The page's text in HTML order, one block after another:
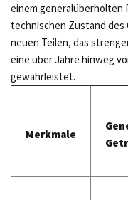
einem generalüberholten
technischen Zustand des
neuen Teilen, das
eine über Jahre hinweg
gewährleistet.
Merkmale